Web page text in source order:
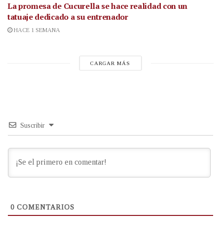
La promesa de Cucurella se hace realidad con un
tatuaje dedicado a su entrenador
HACE 1 SEMANA
CARGAR MÁS
Suscribir
0 COMENTARIOS